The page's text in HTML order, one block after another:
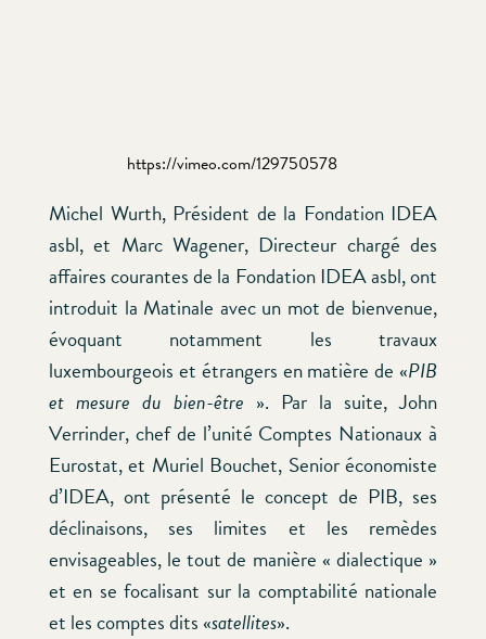
https://vimeo.com/129750578
Michel Wurth, Président de la Fondation IDEA
asbl, et Marc Wagener, Directeur chargé des
affaires courantes de la Fondation IDEA asbl, ont
introduit la Matinale avec un mot de bienvenue,
évoquant notamment les travaux
luxembourgeois et étrangers en matière de «PIB
et mesure du bien-être ». Par la suite, John
Verrinder, chef de l’unité Comptes Nationaux à
Eurostat, et Muriel Bouchet, Senior économiste
d’IDEA, ont présenté le concept de PIB, ses
déclinaisons, ses limites et les remèdes
envisageables, le tout de manière « dialectique »
et en se focalisant sur la comptabilité nationale
et les comptes dits «satellites».